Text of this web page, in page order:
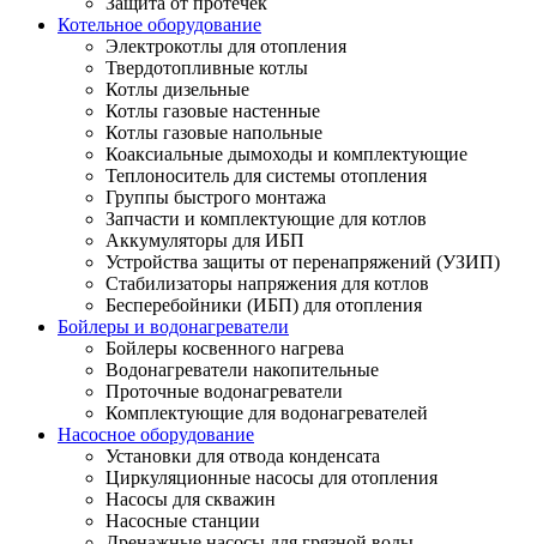
Котельное оборудование
Электрокотлы для отопления
Твердотопливные котлы
Котлы дизельные
Котлы газовые настенные
Котлы газовые напольные
Коаксиальные дымоходы и комплектующие
Теплоноситель для системы отопления
Группы быстрого монтажа
Запчасти и комплектующие для котлов
Аккумуляторы для ИБП
Устройства защиты от перенапряжений (УЗИП)
Стабилизаторы напряжения для котлов
Бесперебойники (ИБП) для отопления
Бойлеры и водонагреватели
Бойлеры косвенного нагрева
Водонагреватели накопительные
Проточные водонагреватели
Комплектующие для водонагревателей
Насосное оборудование
Установки для отвода конденсата
Циркуляционные насосы для отопления
Насосы для скважин
Насосные станции